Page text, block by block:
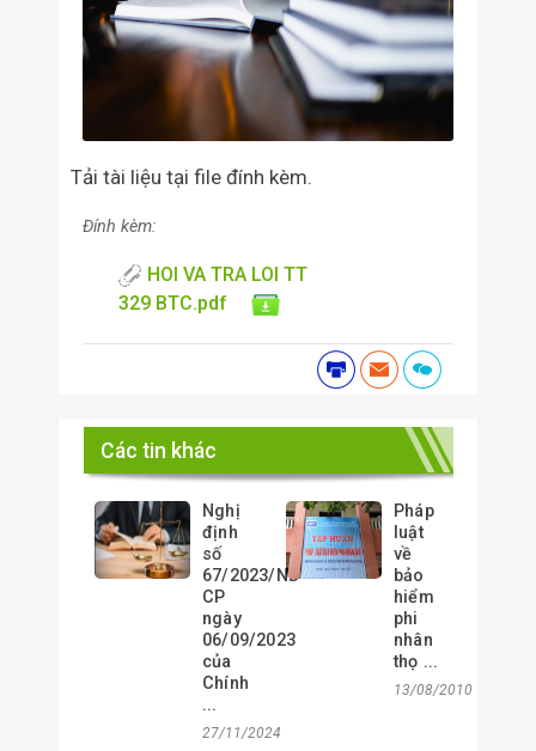
Tải tài liệu tại file đính kèm.
Đính kèm:
HOI VA TRA LOI TT
329 BTC.pdf
Các tin khác
Nghị
định
số
67/2023/NĐ-
CP
ngày
06/09/2023
của
Chính
...
27/11/2024
Pháp
luật
về
bảo
hiểm
phi
nhân
thọ ...
13/08/2010